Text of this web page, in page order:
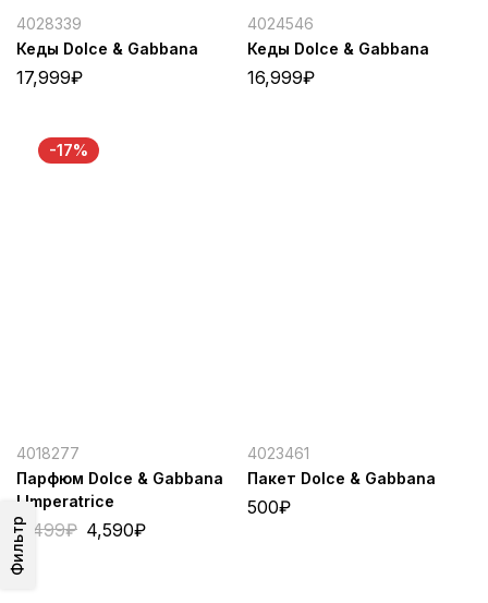
Фильтр
4028339
Кеды Dolce & Gabbana
17,999₽
4024546
Кеды Dolce & Gabbana
16,999₽
-17%
4018277
Парфюм Dolce & Gabbana
LImperatrice
5,499₽ 4,590₽
4023461
Пакет Dolce & Gabbana
500₽